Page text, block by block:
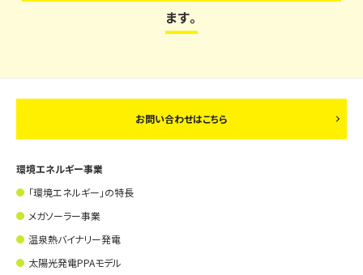
ます。
お問い合わせはこちら
環境エネルギー事業
「環境エネルギー」の特長
メガソーラー事業
温泉熱バイナリー発電
太陽光発電PPAモデル